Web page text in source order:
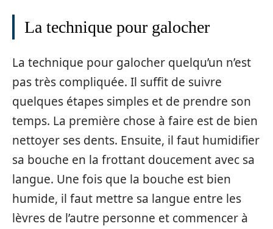
La technique pour galocher
La technique pour galocher quelqu’un n’est
pas très compliquée. Il suffit de suivre
quelques étapes simples et de prendre son
temps. La première chose à faire est de bien
nettoyer ses dents. Ensuite, il faut humidifier
sa bouche en la frottant doucement avec sa
langue. Une fois que la bouche est bien
humide, il faut mettre sa langue entre les
lèvres de l’autre personne et commencer à